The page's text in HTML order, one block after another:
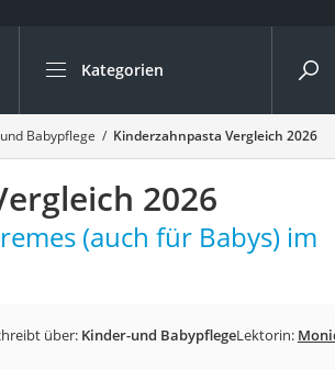
Kategorien
Die beliebtesten Vergleiche nach
Kind & Baby
Babyphone mit 2 Kameras
Walkie-Talkie Kinder
Kindermatratzen
Tischkicker
Babypflege Kinderzahnpasta Vergleich 2026
2026
(auch für Babys) im
über: Kinder-und BabypflegeLektorin: